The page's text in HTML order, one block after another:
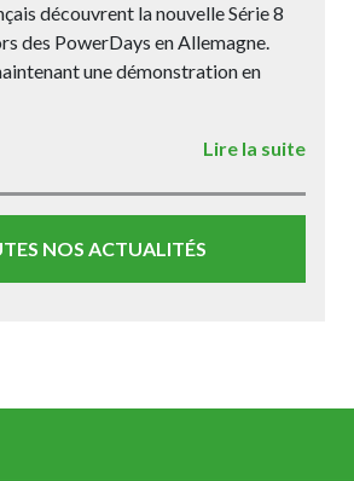
découvrent la nouvelle Série 8
des PowerDays en Allemagne.
une démonstration en
Lire la suite
NOS ACTUALITÉS